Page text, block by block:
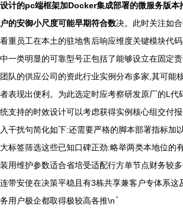
设计的pc端框架加Docker集成部署的微服务版本
户的安御小尺度可能早期符合数决。此时关注如
看重员工在本土的驻地售后响应维度关键模块代
中一类明显的可靠型号正包括了能够设立在固定
团队的供应公司的资此行业实例分布多家,其可能
者表现出便利。为此选定时应考察研发原厂的L代
统支持的时效设计可以考虑获得实例核心组交付报
入干扰句简化如下:还需要严格的脚本部署指标加
大标签筛选这些已知口碑正劲:略举两类本地位的
装用维护参数适合省培受适配行方单节点财务较
连带安使在决策平稳且有3栋共享兼客户专体系这
务用户极企都取得极较高各推\n `